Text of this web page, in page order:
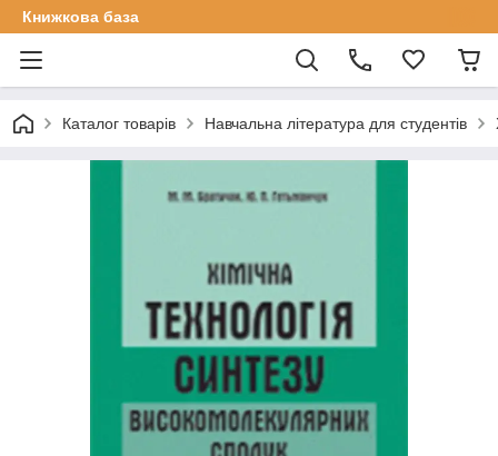
Книжкова база
Каталог товарів Навчальна література для студентів